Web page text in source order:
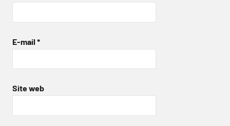
E-mail *
Site web